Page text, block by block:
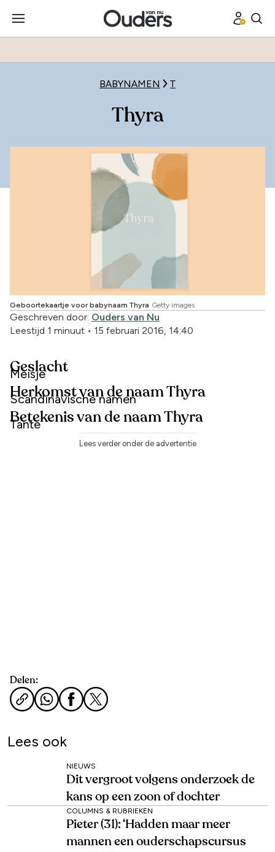
BABYNAMEN T
Thyra
Geboortekaartje voor babynaam Thyra Getty images
Geschreven door: Ouders van Nu
Leestijd 1 minuut • 15 februari 2016, 14:40
Geslacht
Meisje
Herkomst van de naam Thyra
Scandinavische namen
Betekenis van de naam Thyra
Tante
Lees verder onder de advertentie
Delen:
Lees ook
NIEUWS
Dit vergroot volgens onderzoek de
kans op een zoon of dochter
COLUMNS & RUBRIEKEN
Pieter (31): ‘Hadden maar meer
mannen een ouderschapscursus